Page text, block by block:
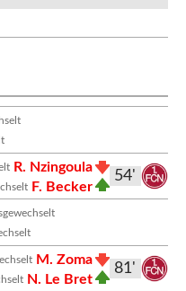
54'
R. Nzingoula
F. Becker
81'
M. Zoma
N. Le Bret